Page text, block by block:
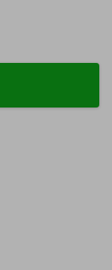
СБ, ВС -